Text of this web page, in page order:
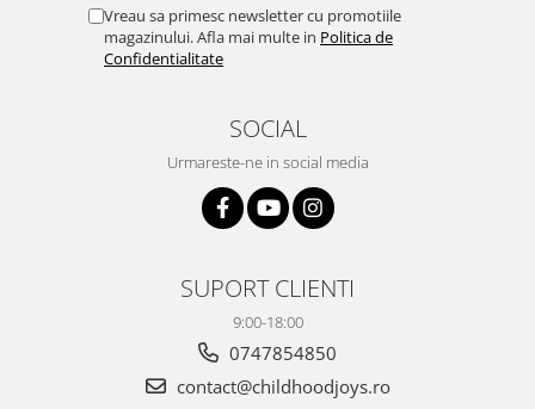
Vreau sa primesc newsletter cu promotiile
magazinului. Afla mai multe in Politica de
Confidentialitate
SOCIAL
Urmareste-ne in social media
SUPORT CLIENTI
9:00-18:00
0747854850
contact@childhoodjoys.ro